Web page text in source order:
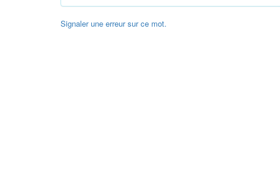
Signaler une erreur sur ce mot.